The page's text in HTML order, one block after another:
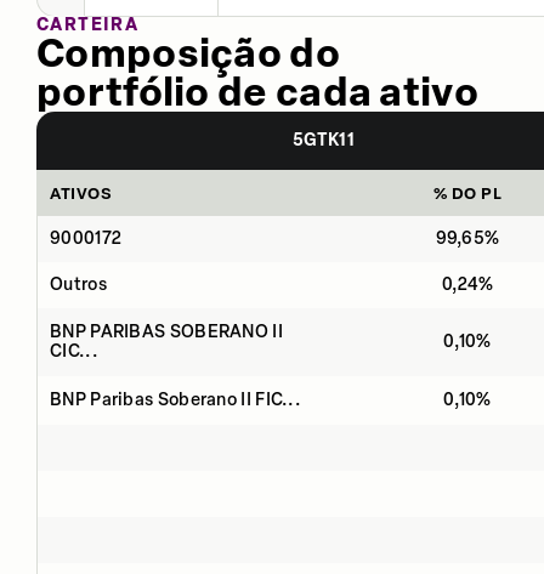
CARTEIRA
Composição do
portfólio de cada ativo
5GTK11
ATIVOS % DO PL
9000172 99,65%
Outros 0,24%
BNP PARIBAS SOBERANO II
CIC...
0,10%
BNP Paribas Soberano II FIC... 0,10%